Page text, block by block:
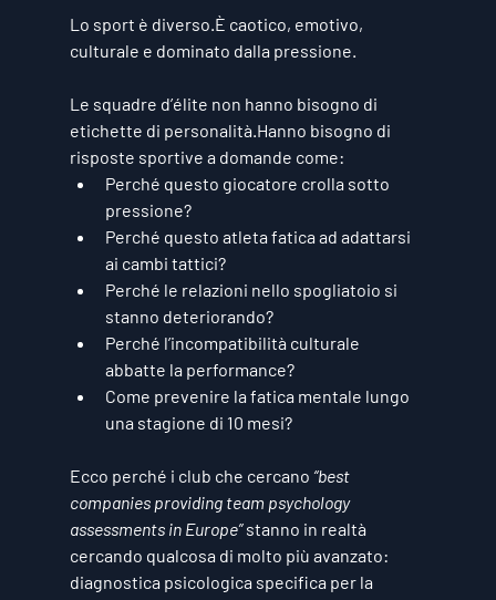
Lo sport è diverso.È caotico, emotivo,
culturale e dominato dalla pressione
Le squadre d’élite non hanno bisogno di
etichette di personalità.Hanno bisogno di
risposte sportive a domande come:
Perché questo giocatore crolla sotto
pressione?
Perché questo atleta fatica ad adattarsi
ai cambi tattici?
Perché le relazioni nello spogliatoio si
stanno deteriorando?
Perché l’incompatibilità culturale
abbatte la performance?
Come prevenire la fatica mentale lungo
una stagione di 10 mesi?
Ecco perché i club che cercano “best
companies providing team psychology
assessments in Europe” stanno in realtà
cercando qualcosa di molto più avanzato:
diagnostica psicologica specifica per la